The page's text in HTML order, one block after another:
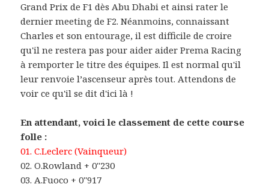
Grand Prix de F1 dès Abu Dhabi et ainsi rater le
dernier meeting de F2. Néanmoins, connaissant
Charles et son entourage, il est difficile de croire
qu'il ne restera pas pour aider aider Prema Racing
à remporter le titre des équipes. Il est normal qu'il
leur renvoie l’ascenseur après tout. Attendons de
voir ce qu'il se dit d'ici là !
En attendant, voici le classement de cette course
folle :
01. C.Leclerc (Vainqueur)
02. O.Rowland + 0''230
03. A.Fuoco + 0''917